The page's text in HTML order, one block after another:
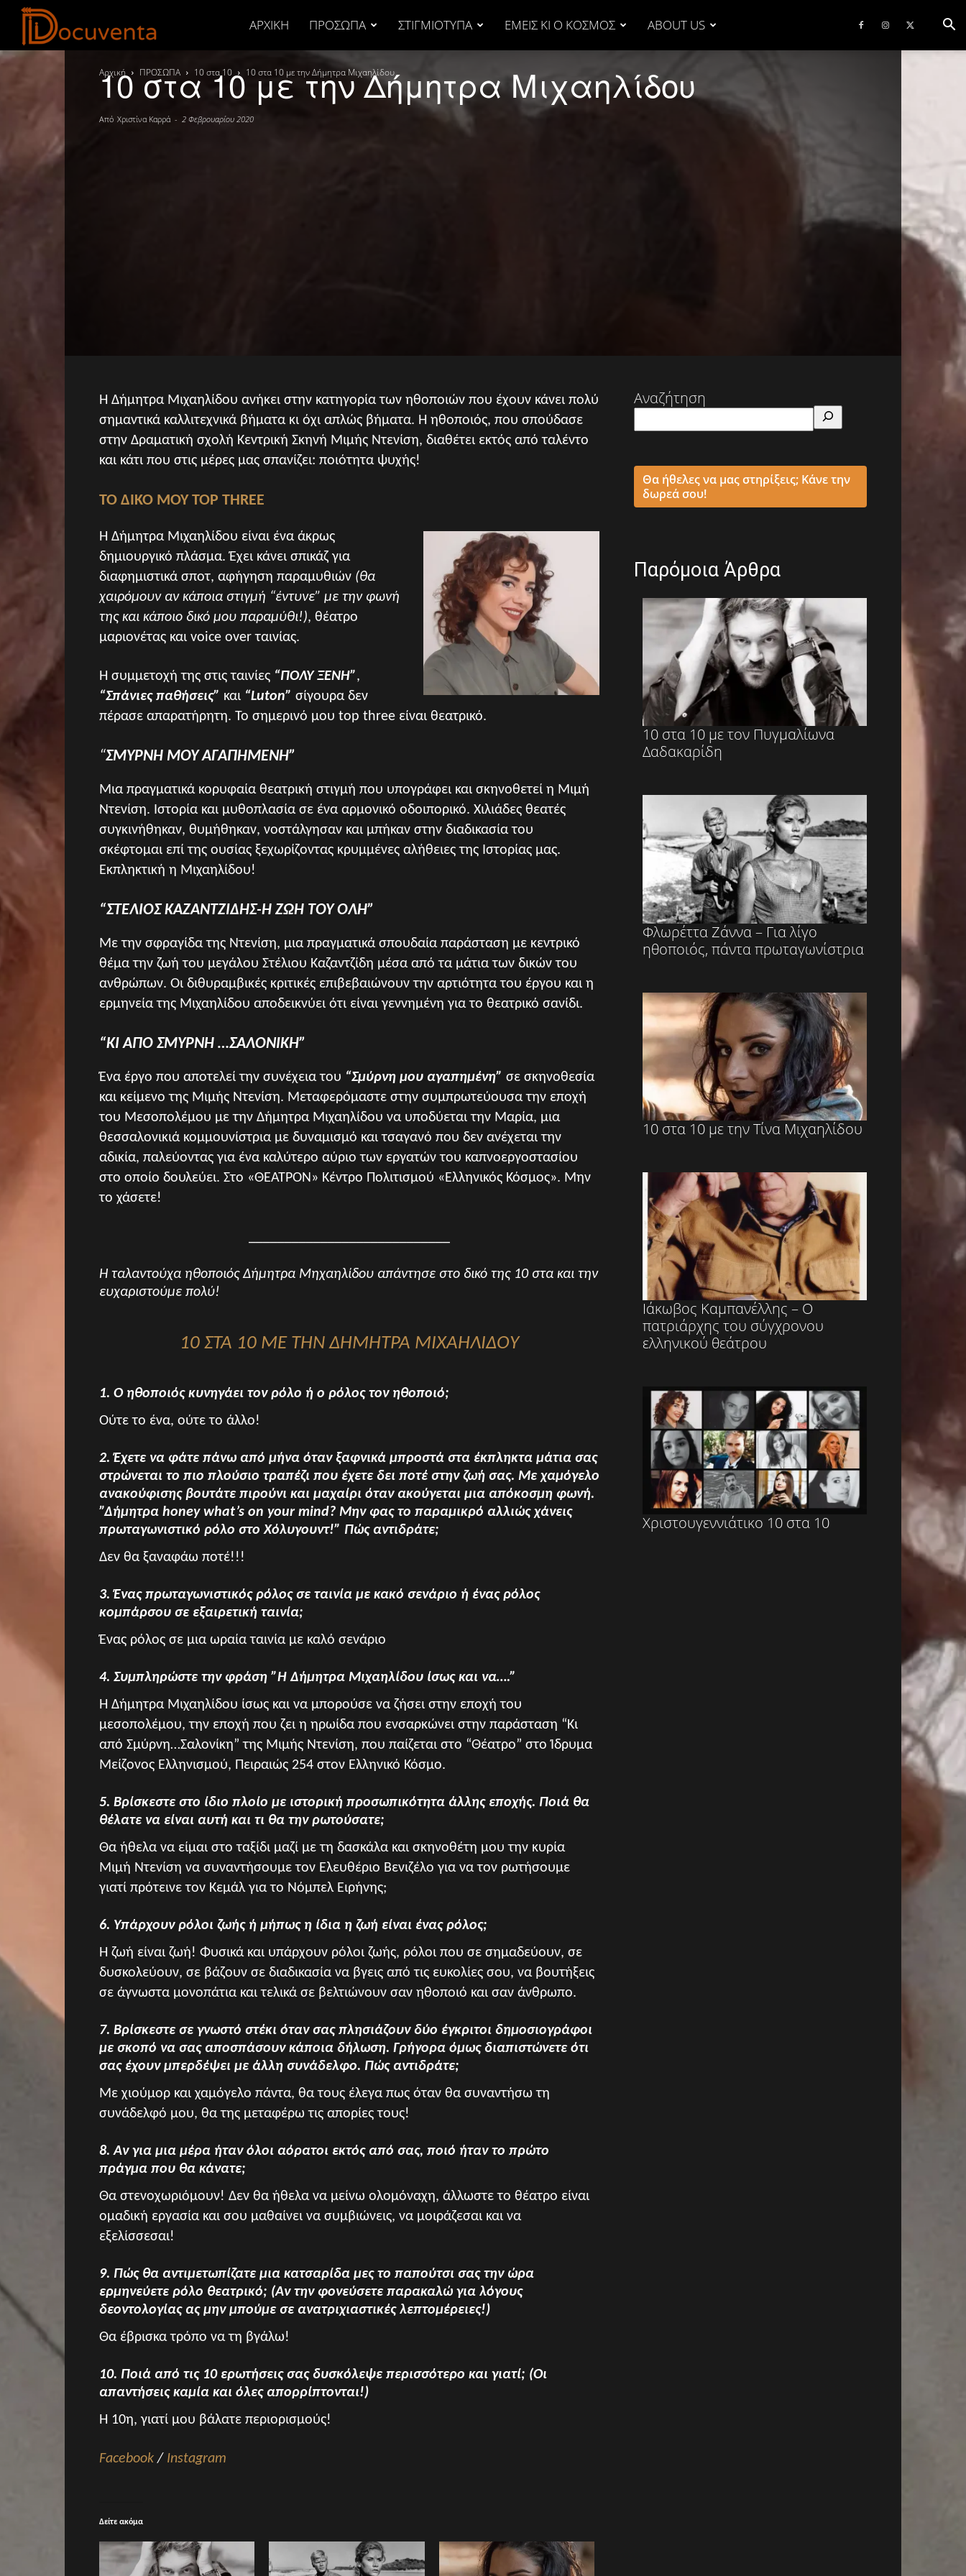
ΑΡΧΙΚΉ ΠΡΟΣΩΠΑ ΣΤΙΓΜΙΟΤΥΠΑ ΕΜΕΙΣ ΚΙ Ο ΚΟΣΜΟΣ ABOUT US
Αρχική ΠΡΟΣΩΠΑ 10 στα 10 10 στα 10 με την Δήμητρα Μιχαηλίδου
10 στα 10 με την Δήμητρα Μιχαηλίδου
Από Χριστίνα Καρρά - 2 Φεβρουαρίου 2020
Η Δήμητρα Μιχαηλίδου ανήκει στην κατηγορία των ηθοποιών που έχουν κάνει πολύ
σημαντικά καλλιτεχνικά βήματα κι όχι απλώς βήματα. Η ηθοποιός, που σπούδασε
στην Δραματική σχολή Κεντρική Σκηνή Μιμής Ντενίση, διαθέτει εκτός από ταλέντο
και κάτι που στις μέρες μας σπανίζει: ποιότητα ψυχής!
TO ΔΙΚΟ ΜΟΥ ΤΟP THREE
H Δήμητρα Μιχαηλίδου είναι ένα άκρως
δημιουργικό πλάσμα. Έχει κάνει σπικάζ για
διαφημιστικά σποτ, αφήγηση παραμυθιών (θα
χαιρόμουν αν κάποια στιγμή “έντυνε” με την φωνή
της και κάποιο δικό μου παραμύθι!), θέατρο
μαριονέτας και voice over ταινίας.
Η συμμετοχή της στις ταινίες “ΠΟΛΥ ΞΕΝΗ”,
“Σπάνιες παθήσεις” και “Luton” σίγουρα δεν
πέρασε απαρατήρητη. Το σημερινό μου top three είναι θεατρικό.
“ΣΜΥΡΝΗ ΜΟΥ ΑΓΑΠΗΜΕΝΗ”
Μια πραγματικά κορυφαία θεατρική στιγμή που υπογράφει και σκηνοθετεί η Μιμή
Ντενίση. Ιστορία και μυθοπλασία σε ένα αρμονικό οδοιπορικό. Χιλιάδες θεατές
συγκινήθηκαν, θυμήθηκαν, νοστάλγησαν και μπήκαν στην διαδικασία του
σκέφτομαι επί της ουσίας ξεχωρίζοντας κρυμμένες αλήθειες της Ιστορίας μας.
Εκπληκτική η Μιχαηλίδου!
“ΣΤΕΛΙΟΣ ΚΑΖΑΝΤΖΙΔΗΣ-Η ΖΩΗ ΤΟΥ ΟΛΗ”
Με την σφραγίδα της Ντενίση, μια πραγματικά σπουδαία παράσταση με κεντρικό
θέμα την ζωή του μεγάλου Στέλιου Καζαντζίδη μέσα από τα μάτια των δικών του
ανθρώπων. Οι διθυραμβικές κριτικές επιβεβαιώνουν την αρτιότητα του έργου και η
ερμηνεία της Μιχαηλίδου αποδεικνύει ότι είναι γεννημένη για το θεατρικό σανίδι.
“ΚΙ ΑΠΟ ΣΜΥΡΝΗ …ΣΑΛΟΝΙΚΗ”
Ένα έργο που αποτελεί την συνέχεια του “Σμύρνη μου αγαπημένη” σε σκηνοθεσία
και κείμενο της Μιμής Ντενίση. Μεταφερόμαστε στην συμπρωτεύουσα την εποχή
του Μεσοπολέμου με την Δήμητρα Μιχαηλίδου να υποδύεται την Μαρία, μια
θεσσαλονικιά κομμουνίστρια με δυναμισμό και τσαγανό που δεν ανέχεται την
αδικία, παλεύοντας για ένα καλύτερο αύριο των εργατών του καπνοεργοστασίου
στο οποίο δουλεύει. Στο «ΘΕΑΤΡΟΝ» Κέντρο Πολιτισμού «Ελληνικός Κόσμος». Μην
το χάσετε!
Η ταλαντούχα ηθοποιός Δήμητρα Μηχαηλίδου απάντησε στο δικό της 10 στα και την
ευχαριστούμε πολύ!
10 ΣΤΑ 10 ΜΕ ΤΗΝ ΔΗΜΗΤΡΑ ΜΙΧΑΗΛΙΔΟΥ
1. Ο ηθοποιός κυνηγάει τον ρόλο ή ο ρόλος τον ηθοποιό;
Ούτε το ένα, ούτε το άλλο!
2. Έχετε να φάτε πάνω από μήνα όταν ξαφνικά μπροστά στα έκπληκτα μάτια σας
στρώνεται το πιο πλούσιο τραπέζι που έχετε δει ποτέ στην ζωή σας. Με χαμόγελο
ανακούφισης βουτάτε πιρούνι και μαχαίρι όταν ακούγεται μια απόκοσμη φωνή.
”Δήμητρα honey what’s on your mind? Μην φας το παραμικρό αλλιώς χάνεις
πρωταγωνιστικό ρόλο στο Χόλυγουντ!” Πώς αντιδράτε;
Δεν θα ξαναφάω ποτέ!!!
3. Ένας πρωταγωνιστικός ρόλος σε ταινία με κακό σενάριο ή ένας ρόλος
κομπάρσου σε εξαιρετική ταινία;
Ένας ρόλος σε μια ωραία ταινία με καλό σενάριο
4. Συμπληρώστε την φράση ”Η Δήμητρα Μιχαηλίδου ίσως και να….”
Η Δήμητρα Μιχαηλίδου ίσως και να μπορούσε να ζήσει στην εποχή του
μεσοπολέμου, την εποχή που ζει η ηρωίδα που ενσαρκώνει στην παράσταση “Κι
από Σμύρνη…Σαλονίκη” της Μιμής Ντενίση, που παίζεται στο “Θέατρο” στο Ίδρυμα
Μείζονος Ελληνισμού, Πειραιώς 254 στον Ελληνικό Κόσμο.
5. Βρίσκεστε στο ίδιο πλοίο με ιστορική προσωπικότητα άλλης εποχής. Ποιά θα
θέλατε να είναι αυτή και τι θα την ρωτούσατε;
Θα ήθελα να είμαι στο ταξίδι μαζί με τη δασκάλα και σκηνοθέτη μου την κυρία
Μιμή Ντενίση να συναντήσουμε τον Ελευθέριο Βενιζέλο για να τον ρωτήσουμε
γιατί πρότεινε τον Κεμάλ για το Νόμπελ Ειρήνης;
6. Υπάρχουν ρόλοι ζωής ή μήπως η ίδια η ζωή είναι ένας ρόλος;
Η ζωή είναι ζωή! Φυσικά και υπάρχουν ρόλοι ζωής, ρόλοι που σε σημαδεύουν, σε
δυσκολεύουν, σε βάζουν σε διαδικασία να βγεις από τις ευκολίες σου, να βουτήξεις
σε άγνωστα μονοπάτια και τελικά σε βελτιώνουν σαν ηθοποιό και σαν άνθρωπο.
7. Βρίσκεστε σε γνωστό στέκι όταν σας πλησιάζουν δύο έγκριτοι δημοσιογράφοι
με σκοπό να σας αποσπάσουν κάποια δήλωση. Γρήγορα όμως διαπιστώνετε ότι
σας έχουν μπερδέψει με άλλη συνάδελφο. Πώς αντιδράτε;
Με χιούμορ και χαμόγελο πάντα, θα τους έλεγα πως όταν θα συναντήσω τη
συνάδελφό μου, θα της μεταφέρω τις απορίες τους!
8. Αν για μια μέρα ήταν όλοι αόρατοι εκτός από σας, ποιό ήταν το πρώτο
πράγμα που θα κάνατε;
Θα στενοχωριόμουν! Δεν θα ήθελα να μείνω ολομόναχη, άλλωστε το θέατρο είναι
ομαδική εργασία και σου μαθαίνει να συμβιώνεις, να μοιράζεσαι και να
εξελίσσεσαι!
9. Πώς θα αντιμετωπίζατε μια κατσαρίδα μες το παπούτσι σας την ώρα
ερμηνεύετε ρόλο θεατρικό; (Αν την φονεύσετε παρακαλώ για λόγους
δεοντολογίας ας μην μπούμε σε ανατριχιαστικές λεπτομέρειες!)
Θα έβρισκα τρόπο να τη βγάλω!
10. Ποιά από τις 10 ερωτήσεις σας δυσκόλεψε περισσότερο και γιατί; (Οι
απαντήσεις καμία και όλες απορρίπτονται!)
Η 10η, γιατί μου βάλατε περιορισμούς!
Facebook/ Instagram
Δείτε ακόμα
Αναζήτηση
Θα ήθελες να μας στηρίξεις; Κάνε την
δωρεά σου!
Παρόμοια Άρθρα
10 στα 10 με τον Πυγμαλίωνα
Δαδακαρίδη
Φλωρέττα Ζάννα – Για λίγο
ηθοποιός, πάντα πρωταγωνίστρια
10 στα 10 με την Τίνα Μιχαηλίδου
Ιάκωβος Καμπανέλλης – Ο
πατριάρχης του σύγχρονου
ελληνικού θεάτρου
Χριστουγεννιάτικο 10 στα 10